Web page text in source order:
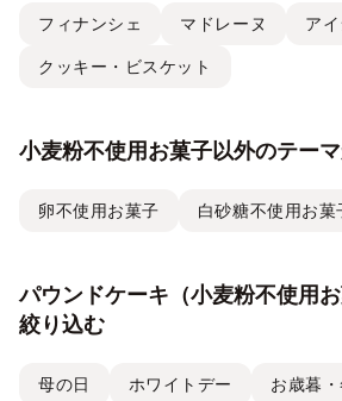
フィナンシェ マドレーヌ ア
クッキー・ビスケット
小麦粉不使用お菓子以外のテー
卵不使用お菓子 白砂糖不使用お菓
パウンドケーキ（小麦粉不使用
絞り込む
母の日 ホワイトデー お歳暮